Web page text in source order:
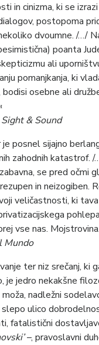
in cinizma, ki se
postopoma
dvoumne. /…/
poanta
ali
pomanjkanja, ki
bodisi osebne ali
Sight & Sound
je posnel sijajno
zahodnih katastrof.
se pred očmi
in neizogiben.
veličastnosti, ki
vse nas.
Mundo
ter niz srečanj, ki
je jedro nekakšne
nadležni
ulico
fatalistični
–, pravoslavni